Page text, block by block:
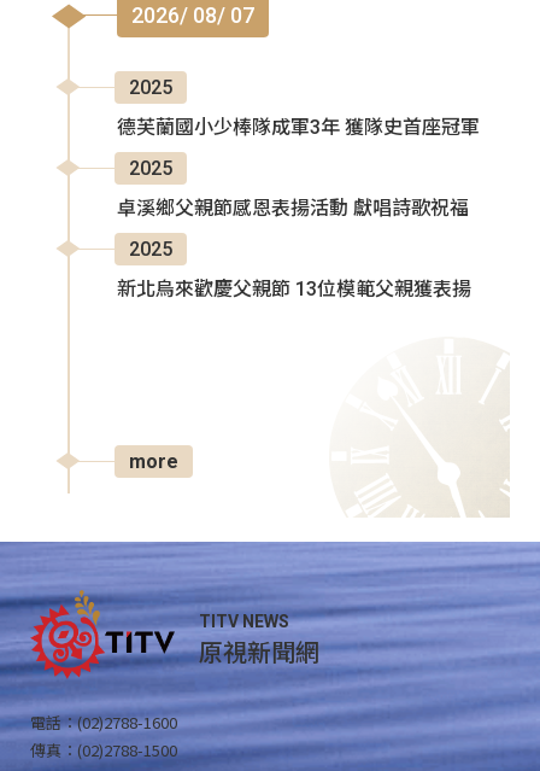
2026/ 08/ 07
2025
德芙蘭國小少棒隊成軍3年 獲隊史首座冠軍
2025
卓溪鄉父親節感恩表揚活動 獻唱詩歌祝福
2025
新北烏來歡慶父親節 13位模範父親獲表揚
more
TITV NEWS
原視新聞網
電話：(02)2788-1600
傳真：(02)2788-1500